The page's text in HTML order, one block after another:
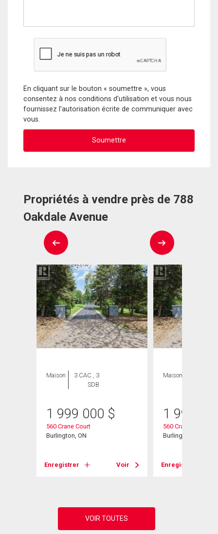
En cliquant sur le bouton « soumettre », vous
consentez à nos conditions d'utilisation et vous nous
fournissez l'autorisation écrite de communiquer avec
vous.
Propriétés à vendre près de 788
Oakdale Avenue
Maison
3 CAC , 3
SDB
1 999 000 $
560 Crane Court
Burlington, ON
Enregistrer Voir
Maison
1 999
560 Crane Court
Burlington, ON
Enregistrer